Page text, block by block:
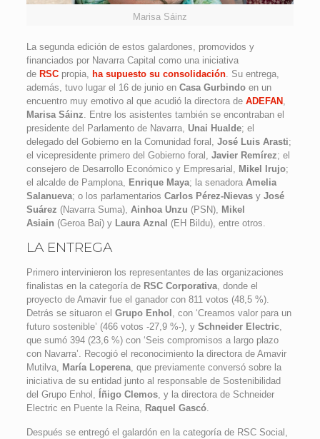
Marisa Sáinz
La segunda edición de estos galardones, promovidos y
financiados por Navarra Capital como una iniciativa
de RSC propia, ha supuesto su consolidación. Su entrega,
además, tuvo lugar el 16 de junio en Casa Gurbindo en un
encuentro muy emotivo al que acudió la directora de ADEFAN ,
Marisa Sáinz. Entre los asistentes también se encontraban el
presidente del Parlamento de Navarra, Unai Hualde; el
delegado del Gobierno en la Comunidad foral, José Luis Arasti;
el vicepresidente primero del Gobierno foral, Javier Remírez; el
consejero de Desarrollo Económico y Empresarial, Mikel Irujo;
el alcalde de Pamplona, Enrique Maya; la senadora Amelia
Salanueva; o los parlamentarios Carlos Pérez-Nievasy José
Suárez (Navarra Suma), Ainhoa Unzu (PSN), Mikel
Asiain (Geroa Bai) y Laura Aznal (EH Bildu), entre otros.
LA ENTREGA
Primero intervinieron los representantes de las organizaciones
finalistas en la categoría de RSC Corporativa, donde el
proyecto de Amavir fue el ganador con 811 votos (48,5 %).
Detrás se situaron el Grupo Enhol , con ‘Creamos valor para un
futuro sostenible’ (466 votos -27,9 %-), y Schneider Electric,
que sumó 394 (23,6 %) con ‘Seis compromisos a largo plazo
con Navarra’. Recogió el reconocimiento la directora de Amavir
Mutilva, María Loperena, que previamente conversó sobre la
iniciativa de su entidad junto al responsable de Sostenibilidad
del Grupo Enhol,
Íñigo Clemos, y la directora de Schneider
Electric en Puente la Reina, Raquel Gascó.
Después se entregó el galardón en la categoría de RSC Social,